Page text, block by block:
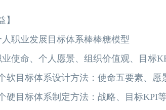
】
职业发展目标体系棒棒糖模型
使命、个人愿景、组织价值观、目标
目标体系设计方法：使命五要素、愿
目标体系制定方法：战略、目标KPI